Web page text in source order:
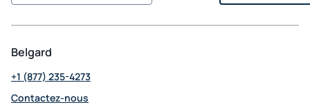
Belgard
+1 (877) 235-4273
Contactez-nous